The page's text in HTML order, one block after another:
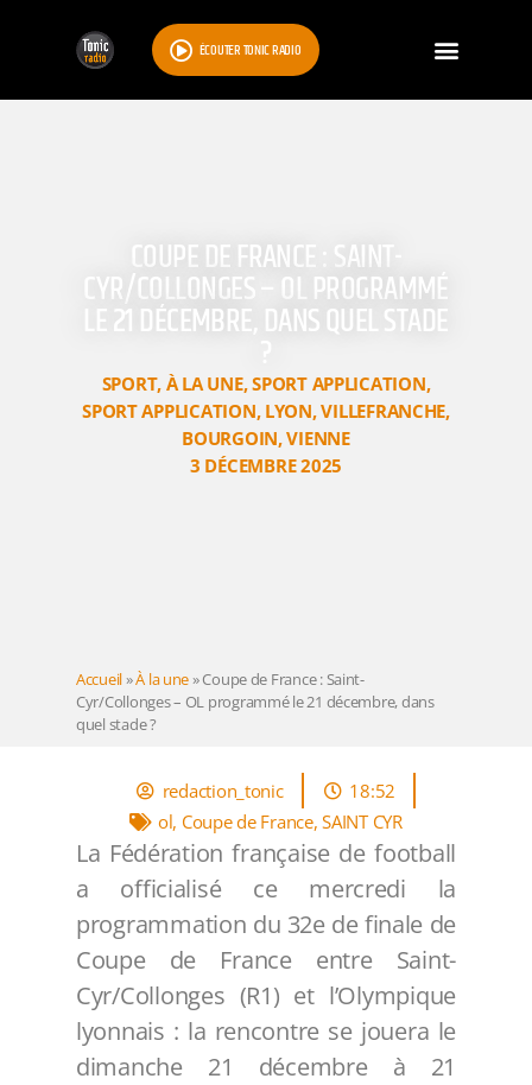
ÉCOUTER TONIC RADIO
COUPE DE FRANCE : SAINT-
CYR/COLLONGES – OL PROGRAMMÉ
LE 21 DÉCEMBRE, DANS QUEL STADE
SPORT, À LA UNE,SPORT APPLICATION,
SPORT APPLICATION, LYON,VILLEFRANCHE,
BOURGOIN,VIENNE
3 DÉCEMBRE 2025
Accueil»À la une»Coupe de France : Saint-
Cyr/Collonges – OL programmé le 21 décembre, dans
quel stade ?
redaction_tonic
18:52
ol, Coupe de France,SAINT CYR
La Fédération française de football
a officialisé ce mercredi la
programmation du 32e de finale de
Coupe de France entre Saint-
Cyr/Collonges (R1) et l’Olympique
lyonnais : la rencontre se jouera le
dimanche 21 décembre à 21